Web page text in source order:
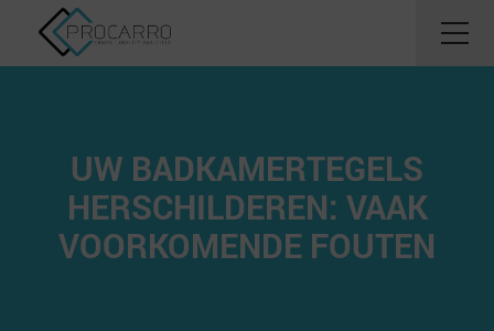
UW BADKAMERTEGELS
HERSCHILDEREN: VAAK
VOORKOMENDE FOUTEN